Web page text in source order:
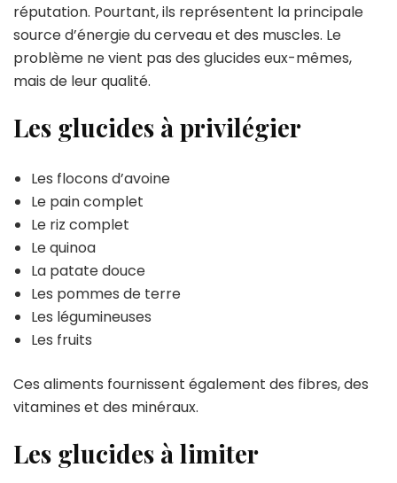
réputation. Pourtant, ils représentent la principale
source d’énergie du cerveau et des muscles. Le
problème ne vient pas des glucides eux-mêmes,
mais de leur qualité.
Les glucides à privilégier
Les flocons d’avoine
Le pain complet
Le riz complet
Le quinoa
La patate douce
Les pommes de terre
Les légumineuses
Les fruits
Ces aliments fournissent également des fibres, des
vitamines et des minéraux.
Les glucides à limiter